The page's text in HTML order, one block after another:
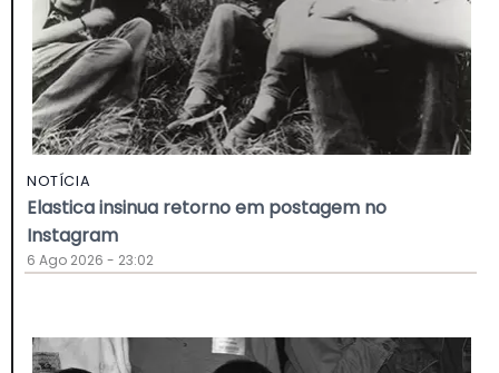
NOTÍCIA
Elastica insinua retorno em postagem no
Instagram
6 Ago 2026 - 23:02